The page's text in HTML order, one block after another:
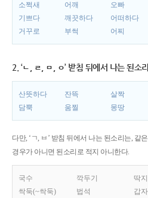
소쩍새 어깨 오빠
기쁘다
깨끗하다 어떠하다
거꾸로
부썩 어찌
2. ‘ㄴ, ㄹ, ㅁ, ㅇ’ 받침 뒤에서 나는 된소리
산뜻하다 잔뜩 살짝
담뿍
움찔 몽땅
다만, ‘ㄱ, ㅂ’ 받침 뒤에서 나는 된소리는, 같
경우가 아니면 된소리로 적지 아니한다.
국수 깍두기 딱지
싹둑(~싹둑)
법석 갑자